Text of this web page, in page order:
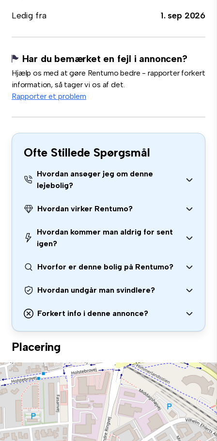
Ledig fra
1. sep 2026
Har du bemærket en fejl i annoncen?
Hjælp os med at gøre Rentumo bedre - rapporter forkert
information, så tager vi os af det.
Rapporter et problem
Ofte Stillede Spørgsmål
Hvordan ansøger jeg om denne
lejebolig?
Hvordan virker Rentumo?
Hvordan kommer man aldrig for sent
igen?
Hvorfor er denne bolig på Rentumo?
Hvordan undgår man svindlere?
Forkert info i denne annonce?
Placering